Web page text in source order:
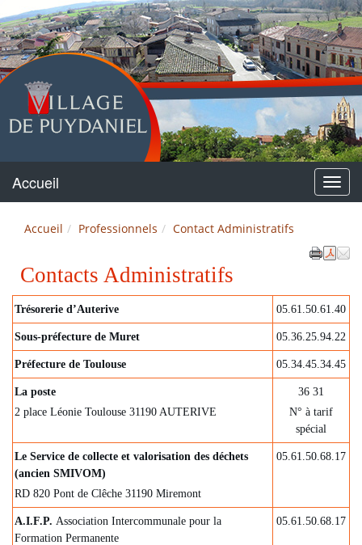
Puydaniel
Menu
Accueil
Accueil Professionnels Contact Administratifs
Contacts Administratifs
Trésorerie d’Auterive 05.61.50.61.40
Sous-préfecture de Muret 05.36.25.94.22
Préfecture de Toulouse 05.34.45.34.45
La poste
2 place Léonie Toulouse 31190 AUTERIVE
36 31
N° à tarif
spécial
Le Service de collecte et valorisation des déchets
(ancien SMIVOM)
RD 820 Pont de Clêche 31190 Miremont
05.61.50.68.17
A.I.F.P. Association Intercommunale pour la
Formation Permanente
05.61.50.68.17